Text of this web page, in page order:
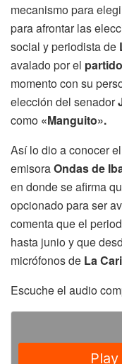
mecanismo para
para afrontar las
social y periodista de
avalado por el
momento con su
elección del senador
como «Manguito».
Así lo dio a conocer
emisoraOndas de
en donde se afirma
opcionado para ser
comenta que el
hasta junio y que
micrófonos de La
Escuche el audio